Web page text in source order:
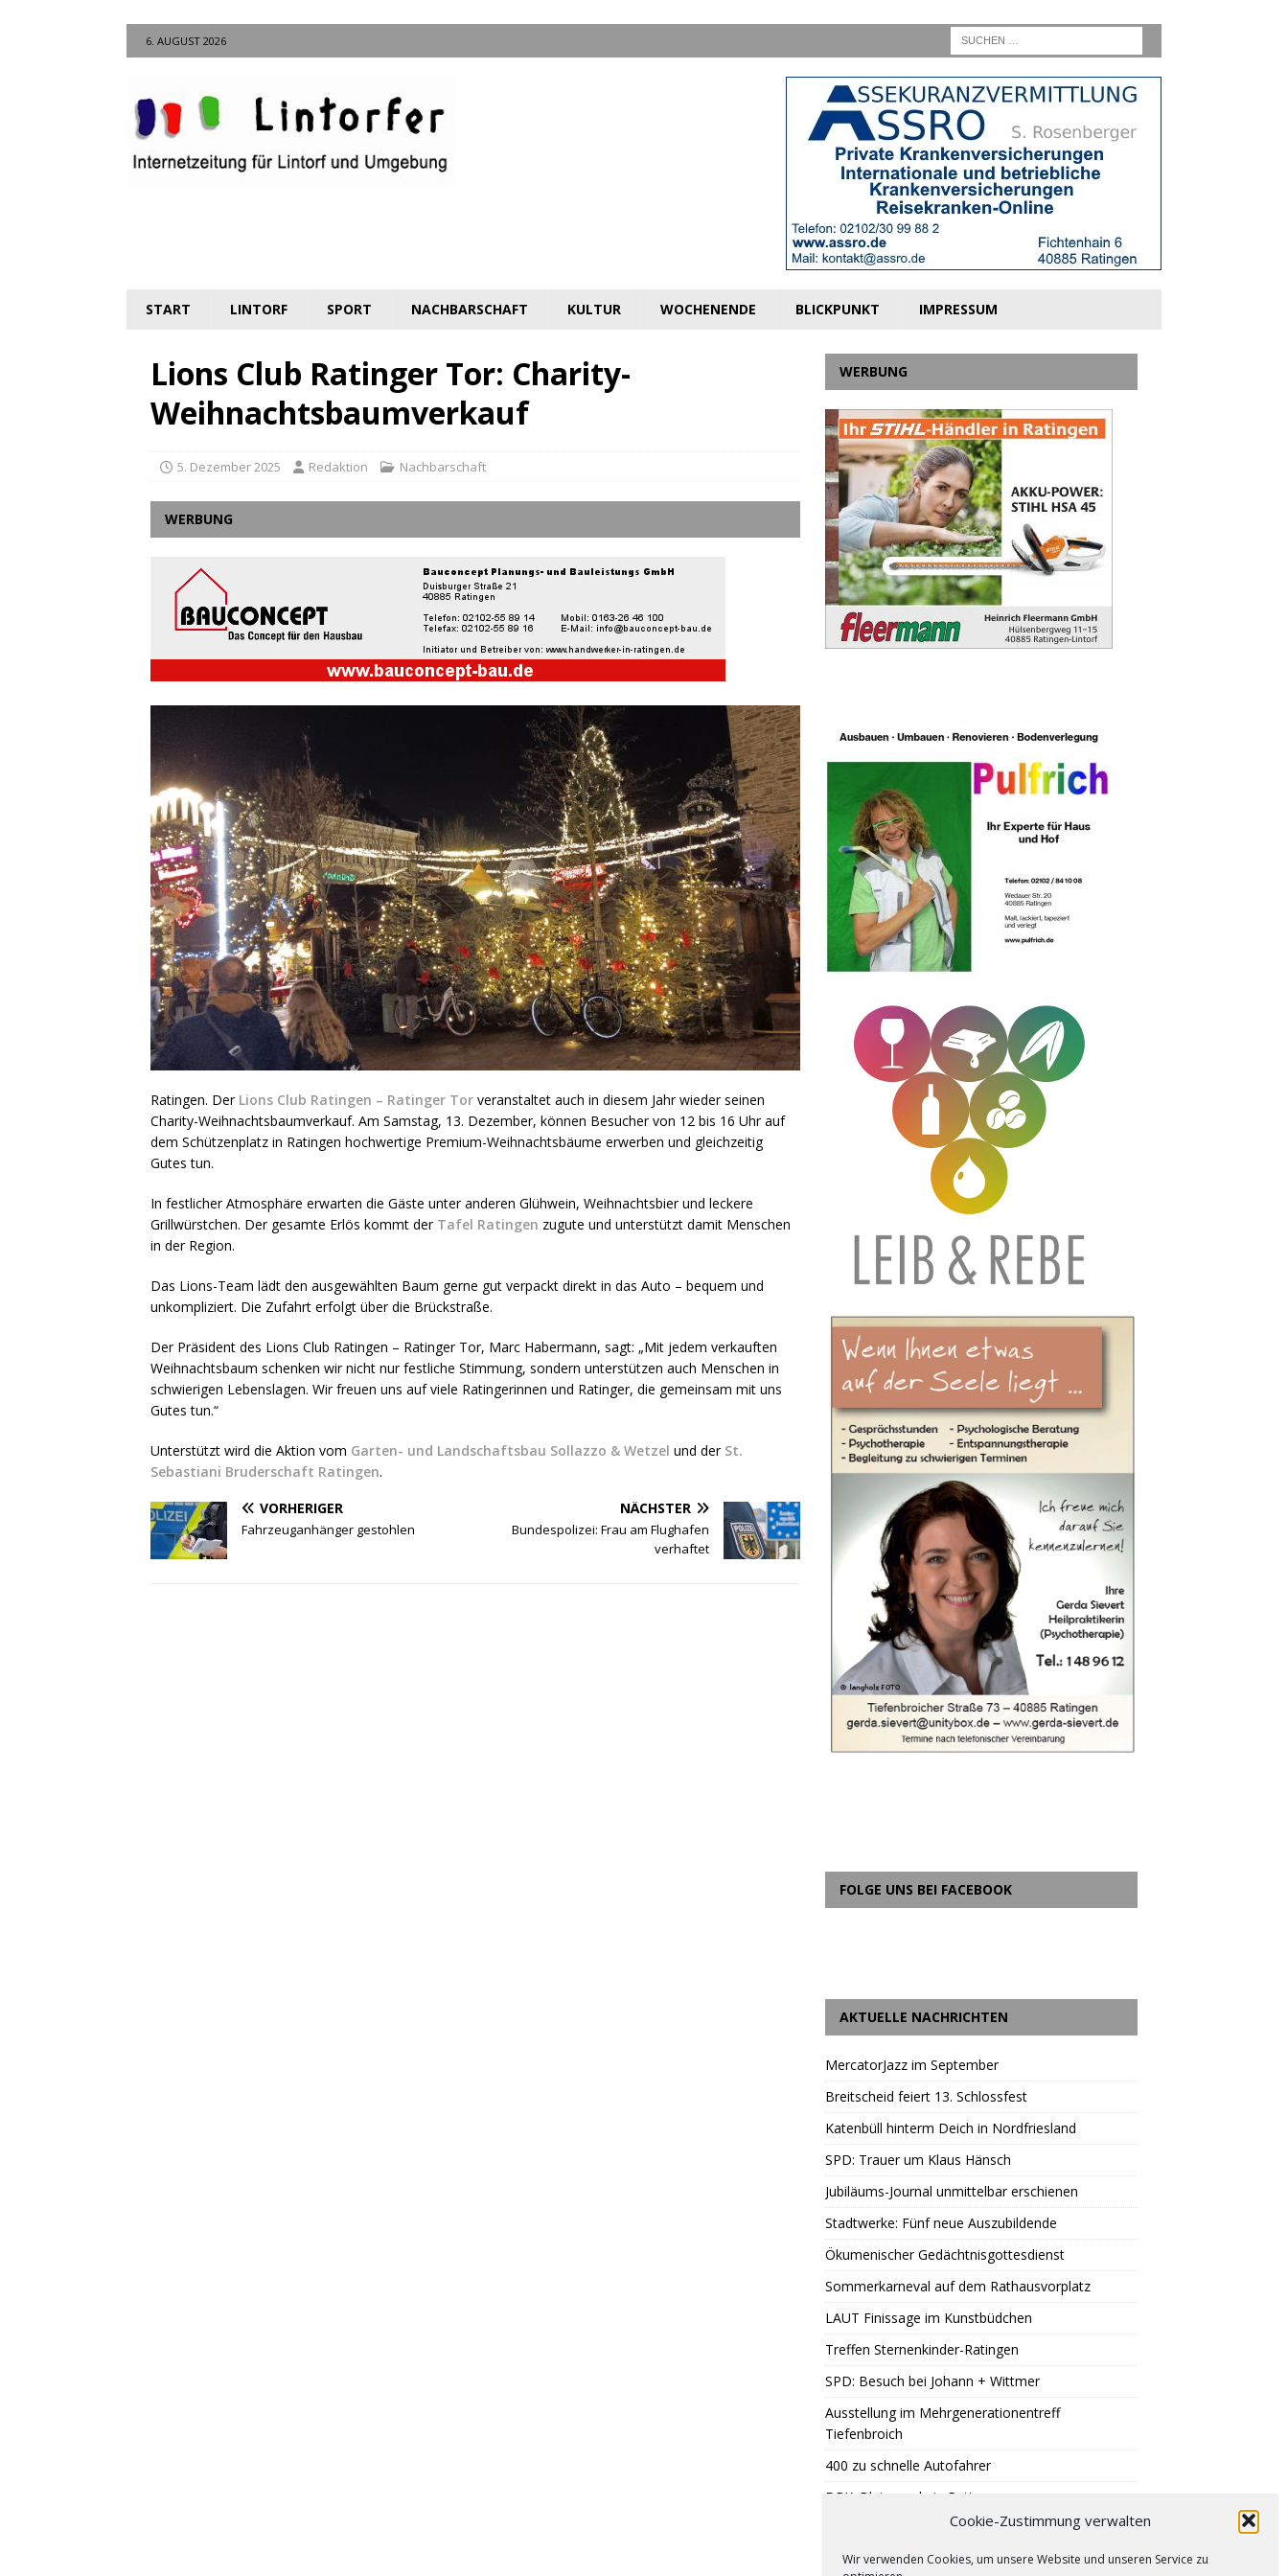
Cookie-Zustimmung verwalten
Wir verwenden Cookies, um unsere Website und unseren Service zu
6. AUGUST 2026
START LINTORF SPORT NACHBARSCHAFT KULTUR WOCHENENDE BLICKPUNKT IMPRESSUM
Lions Club Ratinger Tor: Charity-
Weihnachtsbaumverkauf
5. Dezember 2025 Redaktion Nachbarschaft
WERBUNG
Ratingen. Der Lions Club Ratingen – Ratinger Tor veranstaltet auch in diesem Jahr wieder seinen
Charity-Weihnachtsbaumverkauf. Am Samstag, 13. Dezember, können Besucher von 12 bis 16 Uhr auf
dem Schützenplatz in Ratingen hochwertige Premium-Weihnachtsbäume erwerben und gleichzeitig
Gutes tun.
In festlicher Atmosphäre erwarten die Gäste unter anderen Glühwein, Weihnachtsbier und leckere
Grillwürstchen. Der gesamte Erlös kommt der Tafel Ratingen zugute und unterstützt damit Menschen
in der Region.
Das Lions-Team lädt den ausgewählten Baum gerne gut verpackt direkt in das Auto – bequem und
unkompliziert. Die Zufahrt erfolgt über die Brückstraße.
Der Präsident des Lions Club Ratingen – Ratinger Tor, Marc Habermann, sagt: „Mit jedem verkauften
Weihnachtsbaum schenken wir nicht nur festliche Stimmung, sondern unterstützen auch Menschen in
schwierigen Lebenslagen. Wir freuen uns auf viele Ratingerinnen und Ratinger, die gemeinsam mit uns
Gutes tun.“
Unterstützt wird die Aktion vom Garten- und Landschaftsbau Sollazzo & Wetzel und der St.
Sebastiani Bruderschaft Ratingen.
VORHERIGER
Fahrzeuganhänger gestohlen
NÄCHSTER
Bundespolizei: Frau am Flughafen
verhaftet
WERBUNG
FOLGE UNS BEI FACEBOOK
AKTUELLE NACHRICHTEN
MercatorJazz im September
Breitscheid feiert 13. Schlossfest
Katenbüll hinterm Deich in Nordfriesland
SPD: Trauer um Klaus Hänsch
Jubiläums-Journal unmittelbar erschienen
Stadtwerke: Fünf neue Auszubildende
Ökumenischer Gedächtnisgottesdienst
Sommerkarneval auf dem Rathausvorplatz
LAUT Finissage im Kunstbüdchen
Treffen Sternenkinder-Ratingen
SPD: Besuch bei Johann + Wittmer
Ausstellung im Mehrgenerationentreff
Tiefenbroich
400 zu schnelle Autofahrer
DRK: Blutspende in Ratingen
Sommer auf Eis legen